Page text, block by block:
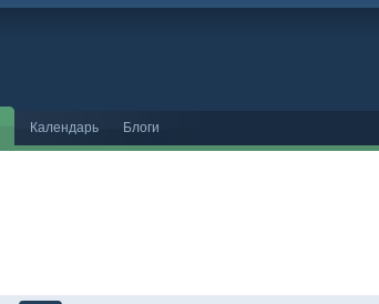
Календарь Блоги